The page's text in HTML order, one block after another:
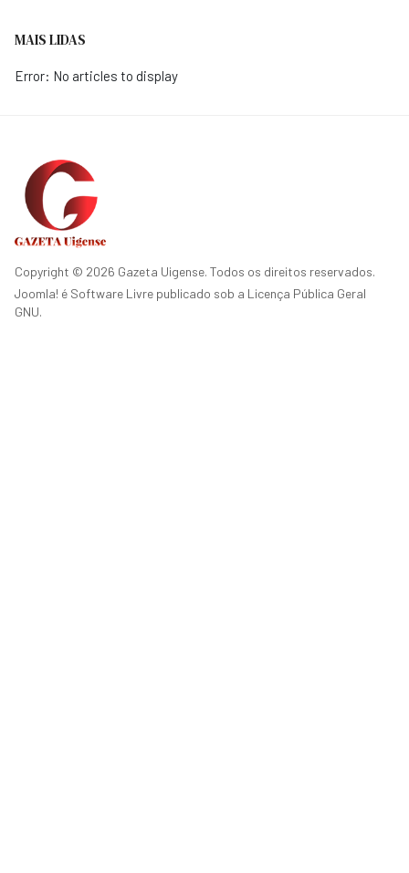
MAIS LIDAS
Error: No articles to display
Copyright © 2026 Gazeta Uigense. Todos os direitos reservados.
Joomla! é Software Livre publicado sob a Licença Pública Geral
GNU.